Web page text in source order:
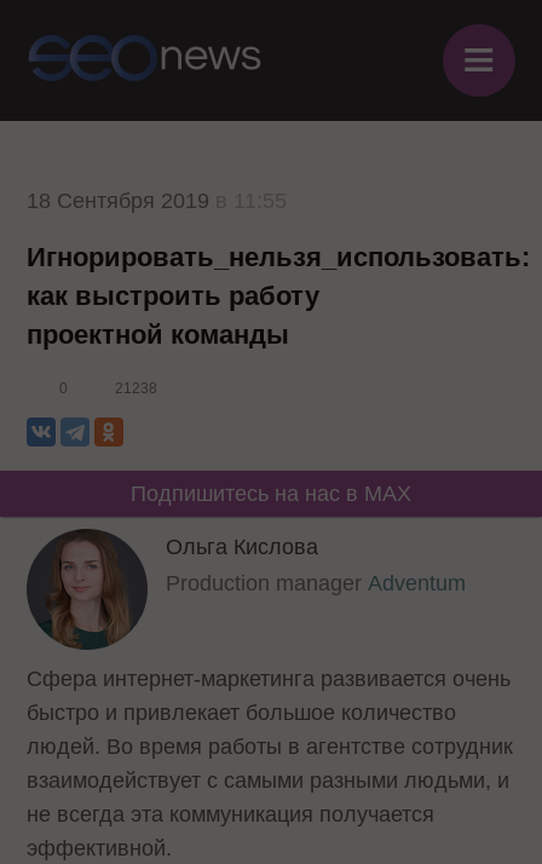
≡
18 Сентября 2019
Игнорировать_нельзя_использовать:
как выстроить работу
проектной команды
0 21238
Подпишитесь на нас в MAX
Ольга Кислова
Production managerAdventum
Сфера интернет-маркетинга развивается очень
быстро и привлекает большое количество
людей. Во время работы в агентстве сотрудник
взаимодействует с самыми разными людьми, и
не всегда эта коммуникация получается
эффективной.